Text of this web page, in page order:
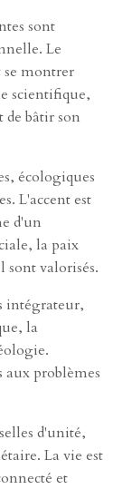
sont
Le
se montrer
scientifique,
de bâtir son
écologiques
L'accent est
d'un
la paix
sont valorisés.
intégrateur,
la
problèmes
d'unité,
La vie est
et